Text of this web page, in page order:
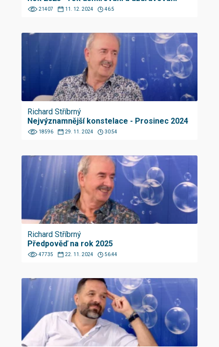
21407 11. 12. 2024 46:5
Richard Stříbrný
Nejvýznamnější konstelace - Prosinec 2024
18596 29. 11. 2024 30:54
Richard Stříbrný
Předpověď na rok 2025
47735 22. 11. 2024 56:44